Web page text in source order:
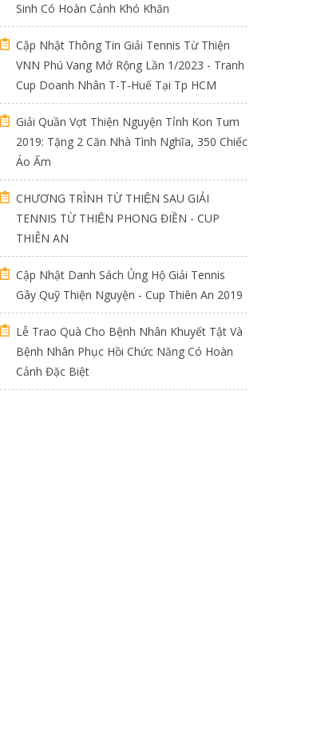
Sinh Có Hoàn Cảnh Khó Khăn
Cập Nhật Thông Tin Giải Tennis Từ Thiện
VNN Phú Vang Mở Rộng Lần 1/2023 - Tranh
Cup Doanh Nhân T-T-Huế Tại Tp HCM
Giải Quần Vợt Thiện Nguyện Tỉnh Kon Tum
2019: Tặng 2 Căn Nhà Tình Nghĩa, 350 Chiếc
Áo Ấm
CHƯƠNG TRÌNH TỪ THIỆN SAU GIẢI
TENNIS TỪ THIỆN PHONG ĐIỀN - CUP
THIÊN AN
Cập Nhật Danh Sách Ủng Hộ Giải Tennis
Gây Quỹ Thiện Nguyện - Cup Thiên An 2019
Lễ Trao Quà Cho Bệnh Nhân Khuyết Tật Và
Bệnh Nhân Phục Hồi Chức Năng Có Hoàn
Cảnh Đặc Biệt